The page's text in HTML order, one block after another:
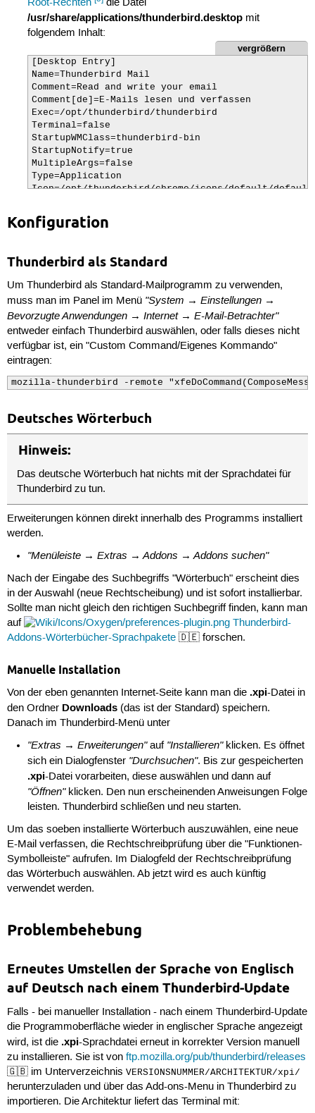
Root-Rechten die Datei
/usr/share/applications/thunderbird.desktop mit
folgendem Inhalt:
vergrößern
[Desktop Entry]
Name=Thunderbird Mail
Comment=Read and write your email
Comment[de]=E-Mails lesen und verfassen
Exec=/opt/thunderbird/thunderbird
Terminal=false
StartupWMClass=thunderbird-bin
StartupNotify=true
MultipleArgs=false
Type=Application
Icon=/opt/thunderbird/chrome/icons/default/
Konfiguration
Thunderbird als Standard
Um Thunderbird als Standard-Mailprogramm zu verwenden,
muss man im Panel im Menü "System → Einstellungen →
Bevorzugte Anwendungen → Internet → E-Mail-Betrachter"
entweder einfach Thunderbird auswählen, oder falls dieses nicht
verfügbar ist, ein "Custom Command/Eigenes Kommando"
eintragen:
mozilla-thunderbird -remote
Deutsches Wörterbuch
Hinweis:
Das deutsche Wörterbuch hat nichts mit der Sprachdatei für
Thunderbird zu tun.
Erweiterungen können direkt innerhalb des Programms installiert
werden.
"Menüleiste → Extras → Addons → Addons suchen"
Nach der Eingabe des Suchbegriffs "Wörterbuch" erscheint dies
in der Auswahl (neue Rechtscheibung) und ist sofort installierbar.
Sollte man nicht gleich den richtigen Suchbegriff finden, kann man
auf
Thunderbird-
Addons-Wörterbücher-Sprachpakete🇩🇪 forschen.
Manuelle Installation
Von der eben genannten Internet-Seite kann man die .xpi-Datei in
den Ordner Downloads(das ist der Standard) speichern.
Danach im Thunderbird-Menü unter
"Extras → Erweiterungen"auf "Installieren"klicken. Es öffnet
sich ein Dialogfenster "Durchsuchen". Bis zur gespeicherten
.xpi-Datei vorarbeiten, diese auswählen und dann auf
"Öffnen"klicken. Den nun erscheinenden Anweisungen Folge
leisten. Thunderbird schließen und neu starten.
Um das soeben installierte Wörterbuch auszuwählen, eine neue
E-Mail verfassen, die Rechtschreibprüfung über die "Funktionen-
Symbolleiste" aufrufen. Im Dialogfeld der Rechtschreibprüfung
das Wörterbuch auswählen. Ab jetzt wird es auch künftig
verwendet werden.
Problembehebung
Erneutes Umstellen der Sprache von Englisch
auf Deutsch nach einem Thunderbird-Update
Falls - bei manueller Installation - nach einem Thunderbird-Update
die Programmoberfläche wieder in englischer Sprache angezeigt
wird, ist die .xpi-Sprachdatei erneut in korrekter Version manuell
zu installieren. Sie ist von ftp.mozilla.org/pub/thunderbird/releases
🇬🇧 im Unterverzeichnis VERSIONSNUMMER/ARCHITEKTUR/xpi/
herunterzuladen und über das Add-ons-Menu in Thunderbird zu
importieren. Die Architektur liefert das Terminal mit: